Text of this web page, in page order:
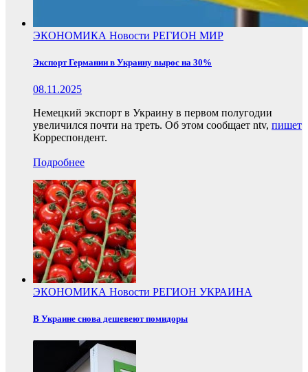
ЭКОНОМИКА Новости РЕГИОН МИР
Экспорт Германии в Украину вырос на 30%
08.11.2025
Немецкий экспорт в Украину в первом полугодии
увеличился почти на треть. Об этом сообщает ntv, пишет
Корреспондент.
Подробнее
ЭКОНОМИКА Новости РЕГИОН УКРАИНА
В Украине снова дешевеют помидоры